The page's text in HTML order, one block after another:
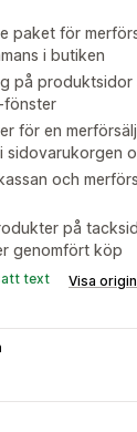
paket för
i butiken
på produktsidor
fönster
för en
sidovarukorgen
och
på
genomfört köp
text Visa